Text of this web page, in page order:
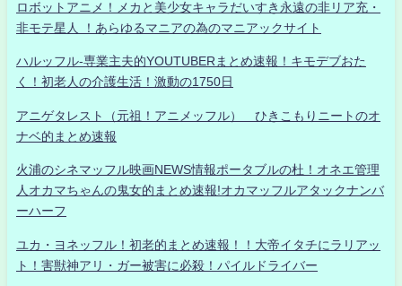
ロボットアニメ！メカと美少女キャラだいすき永遠の非リア充・
非モテ星人 ！あらゆるマニアの為のマニアックサイト
ハルッフル-専業主夫的YOUTUBERまとめ速報！キモデブおた
く！初老人の介護生活！激動の1750日
アニゲタレスト（元祖！アニメッフル） ひきこもりニートのオ
ナベ的まとめ速報
火浦のシネマッフル映画NEWS情報ポータブルの杜！オネエ管理
人オカマちゃんの鬼女的まとめ速報!オカマッフルアタックナンバ
ーハーフ
ユカ・ヨネッフル！初老的まとめ速報！！大帝イタチにラリアッ
ト！害獣神アリ・ガー被害に必殺！パイルドライバー